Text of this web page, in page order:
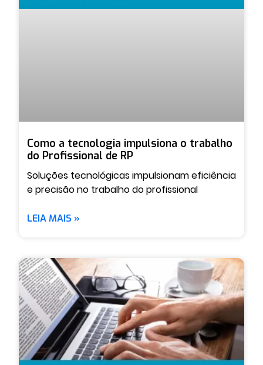
Como a tecnologia impulsiona o trabalho
do Profissional de RP
Soluções tecnológicas impulsionam eficiência
e precisão no trabalho do profissional
LEIA MAIS »